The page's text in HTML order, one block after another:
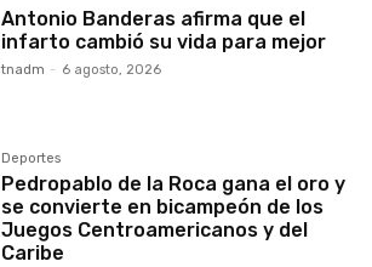
Antonio Banderas afirma que el
infarto cambió su vida para mejor
tnadm - 6 agosto, 2026
Deportes
Pedropablo de la Roca gana el oro y
se convierte en bicampeón de los
Juegos Centroamericanos y del
Caribe